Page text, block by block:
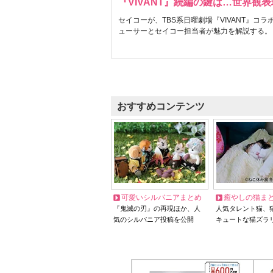
『VIVANT』続編の鍵は…世界観
セイコーが、TBS系日曜劇場『VIVANT』コラ
ューサーとセイコー担当者が魅力を解説する。
おすすめコンテンツ
可愛いシルバニアまとめ
『鬼滅の刃』の再現ほか、人
気のシルバニア投稿を公開
癒やしの猫ま
人気タレント猫
キュートな猫ズラ